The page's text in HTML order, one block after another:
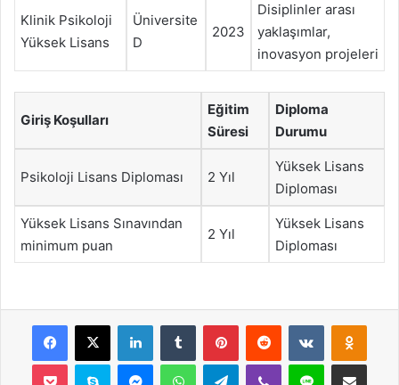
Klinik Psikoloji
Yüksek Lisans
Üniversite
D
2023
Disiplinler arası
yaklaşımlar,
inovasyon projeleri
Giriş Koşulları
Eğitim
Süresi
Diploma
Durumu
Psikoloji Lisans Diploması 2 Yıl
Yüksek Lisans
Diploması
Yüksek Lisans Sınavından
minimum puan
2 Yıl
Yüksek Lisans
Diploması
Facebook
X LinkedInTumblr PinterestReddit VKontakte
Pocket Skype MessengerWhatsAppTelegramViber Line E-Posta ile